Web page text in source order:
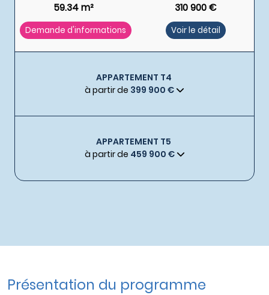
59.34 m² 310 900 €
Demande d'informations Voir le détail
APPARTEMENT T4
à partir de 399 900 €
APPARTEMENT T5
à partir de 459 900 €
Présentation du programme